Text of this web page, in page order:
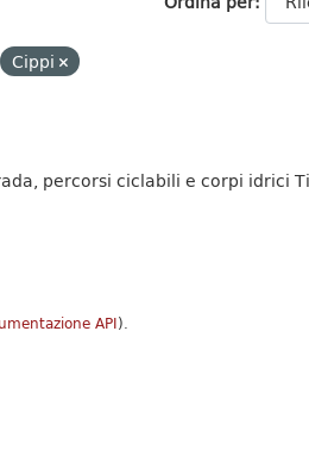
Cippi
percorsi ciclabili e corpi idrici
API).